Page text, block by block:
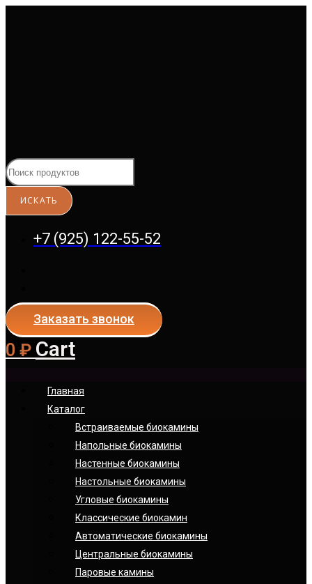
+7 (925) 122-55-52
Заказать звонок
0 ₽ Cart
Главная
Каталог
Встраиваемые биокамины
Напольные биокамины
Настенные биокамины
Настoльные биокамины
Угловые биокамины
Классические биокамин
Автоматические биокамины
Центральные биокамины
Паровые камины